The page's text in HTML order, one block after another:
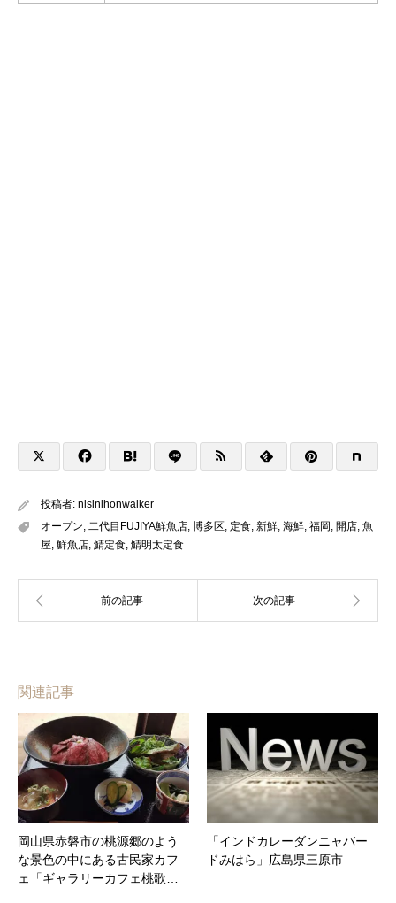
投稿者: nisinihonwalker
オープン, 二代目FUJIYA鮮魚店, 博多区, 定食, 新鮮, 海鮮, 福岡 , 開店, 魚
屋, 鮮魚店, 鯖定食, 鯖明太定食
関連記事
岡山県赤磐市の桃源郷のよう
な景色の中にある古民家カフ
ェ「ギャラリーカフェ桃歌…
「インドカレーダンニャバー
ドみはら」広島県三原市